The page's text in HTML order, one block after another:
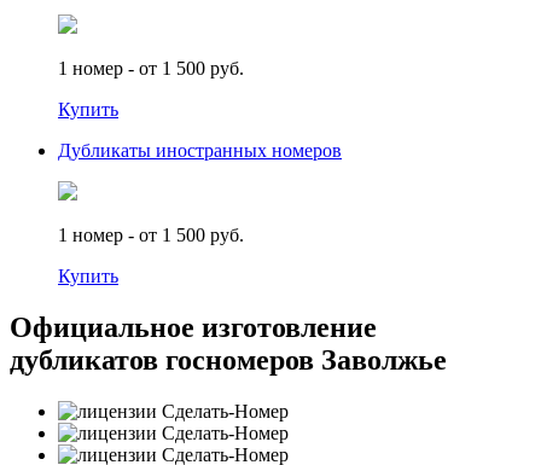
1 номер - от 1 500 руб.
Купить
Дубликаты иностранных номеров
1 номер - от 1 500 руб.
Купить
Официальное изготовление
дубликатов госномеров Заволжье